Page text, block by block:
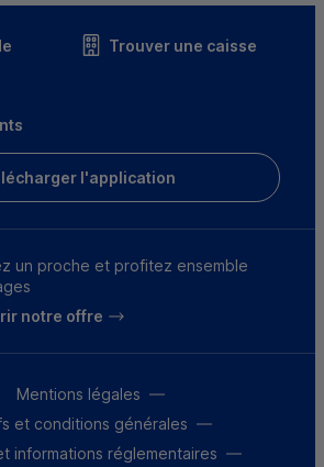
Trouver une caisse
l'application
un proche et profitez ensemble
notre offre
Mentions légales
et conditions générales
informations réglementaires